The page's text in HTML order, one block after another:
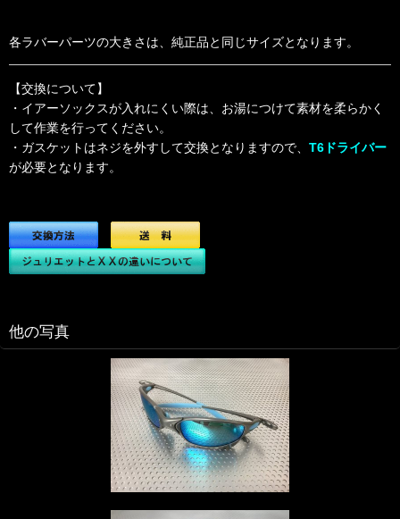
各ラバーパーツの大きさは、純正品と同じサイズとなります。
【交換について】
・イアーソックスが入れにくい際は、お湯につけて素材を柔らかく
して作業を行ってください。
・ガスケットはネジを外すして交換となりますので、 T6ドライバー
が必要となります。
他の写真